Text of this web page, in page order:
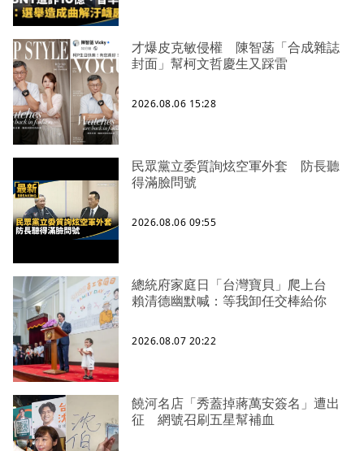
才爆皮克敏侵權 陳智菡「合成雜誌
封面」幫柯文哲慶生又踩雷
2026.08.06 15:28
民眾黨立委質詢炫空軍外套 防長聽
得滿臉問號
2026.08.06 09:55
總統府家庭日「台灣寶貝」爬上台
賴清德幽默喊：等我卸任交棒給你
2026.08.07 20:22
饒河名店「秀蓋掉蔣萬安簽名」遭出
征 網號召刷五星幫補血